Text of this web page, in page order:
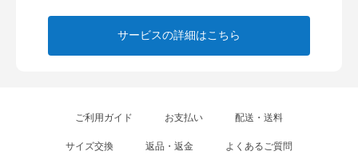
サービスの詳細はこちら
ご利用ガイド お支払い 配送・送料
サイズ交換 返品・返金 よくあるご質問